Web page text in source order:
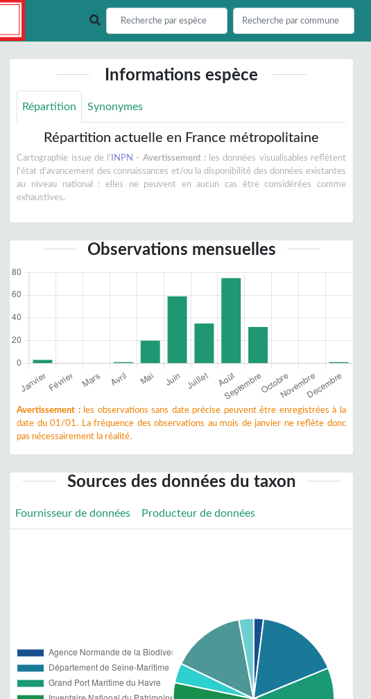
Informations espèce
Répartition Synonymes
Répartition actuelle en France métropolitaine
Cartographie issue de l' INPN - Avertissement :les données visualisables reflètent
l'état d'avancement des connaissances et/ou la disponibilité des données existantes
au niveau national : elles ne peuvent en aucun cas être considérées comme
exhaustives.
Observations mensuelles
Avertissement :les observations sans date précise peuvent être enregistrées à la
date du 01/01. La fréquence des observations au mois de janvier ne reflète donc
pas nécessairement la réalité.
Sources des données du taxon
Fournisseur de données Producteur de données